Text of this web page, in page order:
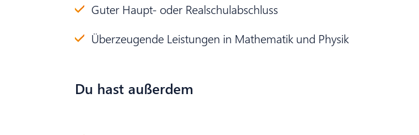
Guter Haupt- oder Realschulabschluss
Überzeugende Leistungen in Mathematik und Physik
Du hast außerdem